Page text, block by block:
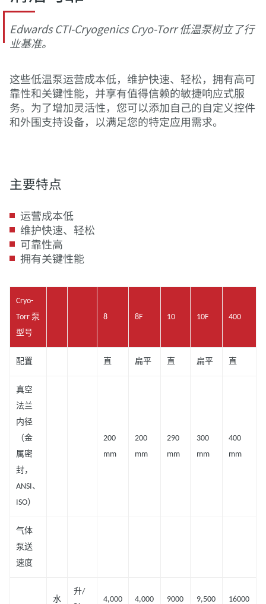
Edwards CTI-Cryogenics Cryo-Torr 低温泵树立了行
业基准。
这些低温泵运营成本低，维护快速、轻松，拥有高可
靠性和关键性能，并享有值得信赖的敏捷响应式服
务。为了增加灵活性，您可以添加自己的自定义控件
和外围支持设备，以满足您的特定应用需求。
主要特点
运营成本低
维护快速、轻松
可靠性高
拥有关键性能
Cryo-
Torr 泵
型号
8 8F 10 10F 400
配置 直 扁平 直 扁平 直
真空
法兰
内径
（金
属密
封，
ANSI、
ISO）
200
mm
200
mm
290
mm
300
mm
400
mm
气体
泵送
速度
水
升/
4,000 4,000 9000 9,500 16000